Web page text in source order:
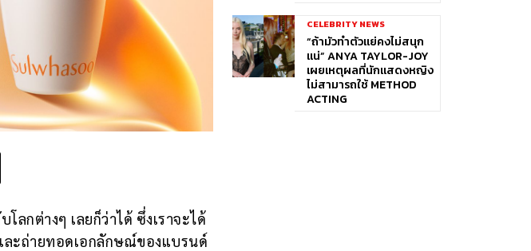
ลกต่างๆ เลยก็ว่าได้ ซึ่งเราจะได้
ละถ่ายทอดเอกลักษณ์ของแบรนด์
CELEBRITY NEWS
“ถ้ามัวทำตัวแย่คงไม่สนุก
แน่” ANYA TAYLOR-JOY
เผยเหตุผลที่นักแสดงหญิง
ไม่สามารถใช้ METHOD
ACTING